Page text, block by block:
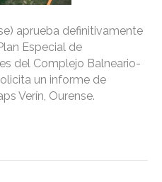
aprueba definitivamente
Especial de
del Complejo Balneario-
un informe de
Verín, Ourense.